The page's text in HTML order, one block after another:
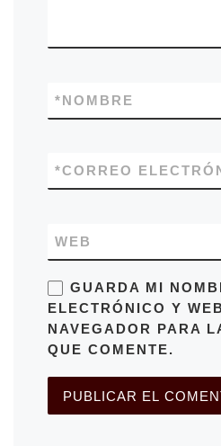
NOMBRE
*
CORREO
*
WEB
GUARDA MI
ELECTRÓNICO Y
NAVEGADOR PARA
QUE COMENTE.